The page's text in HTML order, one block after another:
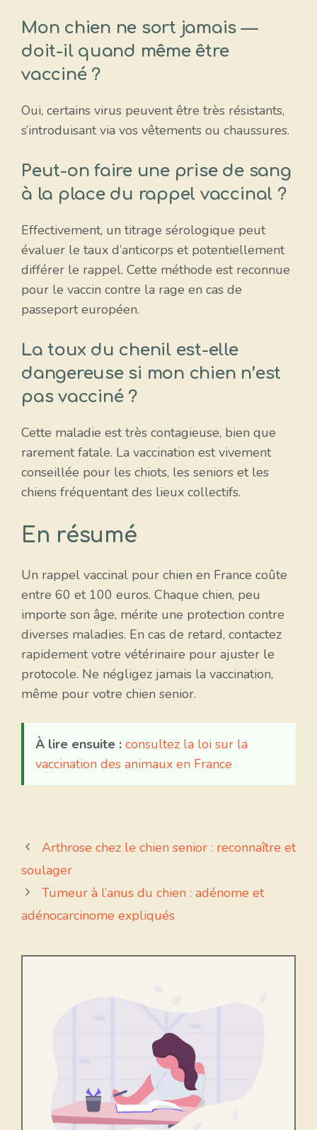
Mon chien ne sort jamais —
doit-il quand même être
vacciné ?
Oui, certains virus peuvent être très résistants,
s’introduisant via vos vêtements ou chaussures.
Peut-on faire une prise de sang
à la place du rappel vaccinal ?
Effectivement, un titrage sérologique peut
évaluer le taux d’anticorps et potentiellement
différer le rappel. Cette méthode est reconnue
pour le vaccin contre la rage en cas de
passeport européen.
La toux du chenil est-elle
dangereuse si mon chien n’est
pas vacciné ?
Cette maladie est très contagieuse, bien que
rarement fatale. La vaccination est vivement
conseillée pour les chiots, les seniors et les
chiens fréquentant des lieux collectifs.
En résumé
Un rappel vaccinal pour chien en France coûte
entre 60 et 100 euros. Chaque chien, peu
importe son âge, mérite une protection contre
diverses maladies. En cas de retard, contactez
rapidement votre vétérinaire pour ajuster le
protocole. Ne négligez jamais la vaccination,
même pour votre chien senior.
À lire ensuite : consultez la loi sur la
vaccination des animaux en France
Arthrose chez le chien senior : reconnaître et
soulager
Tumeur à l’anus du chien : adénome et
adénocarcinome expliqués